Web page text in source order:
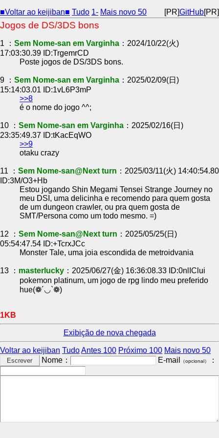
■Voltar ao keijiban■ Tudo 1- Mais novo 50 [PR]GitHub[PR]
Jogos de DS/3DS bons
1 ： Sem Nome-san em Varginha ：2024/10/22(火)
17:03:30.39 ID:TrgemrCD
Poste jogos de DS/3DS bons.
9 ： Sem Nome-san em Varginha ：2025/02/09(日)
15:14:03.01 ID:1vL6P3mP
>>8
é o nome do jogo ^^;
10 ： Sem Nome-san em Varginha ：2025/02/16(日)
23:35:49.37 ID:tKacEqWO
>>9
otaku crazy
11 ： Sem Nome-san@Next turn ：2025/03/11(火) 14:40:54.80
ID:3M/O3+Hb
Estou jogando Shin Megami Tensei Strange Journey no
meu DSI, uma delicinha e recomendo para quem gosta
de um dungeon crawler, ou pra quem gosta de
SMT/Persona como um todo mesmo. =)
12 ： Sem Nome-san@Next turn ：2025/05/25(日)
05:54:47.54 ID:+TcrxJCc
Monster Tale, uma joia escondida de metroidvania
13 ： masterlucky ：2025/06/27(金) 16:36:08.33 ID:0nlIClui
pokemon platinum, um jogo de rpg lindo meu preferido
hue(❁´◡`❁)
1KB
Exibição de nova chegada
Voltar ao keijiban TudoAntes 100 Próximo 100 Mais novo 50
Nome：
E-mail （opcional） ：